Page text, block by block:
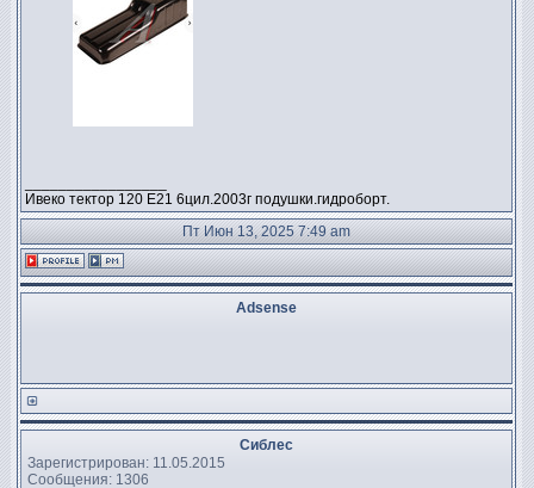
Ивеко тектор 120 Е21 6цил.2003г подушки.гидроборт.
Пт Июн 13, 2025 7:49 am
Adsense
Сиблес
Зарегистрирован: 11.05.2015
Сообщения: 1306